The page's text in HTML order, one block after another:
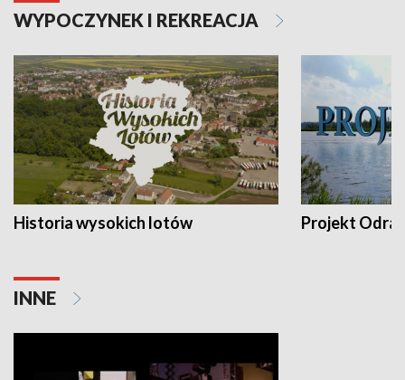
WYPOCZYNEK I REKREACJA
Historia wysokich lotów Projekt Odra
INNE